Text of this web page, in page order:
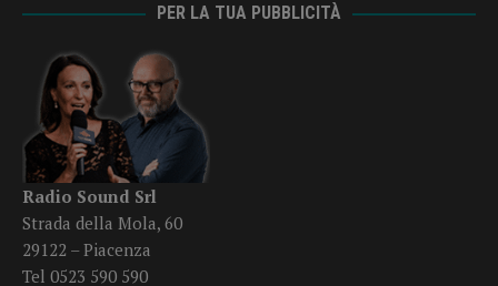
PER LA TUA PUBBLICITÀ
Radio Sound Srl
Strada della Mola, 60
29122 – Piacenza
Tel 0523 590 590